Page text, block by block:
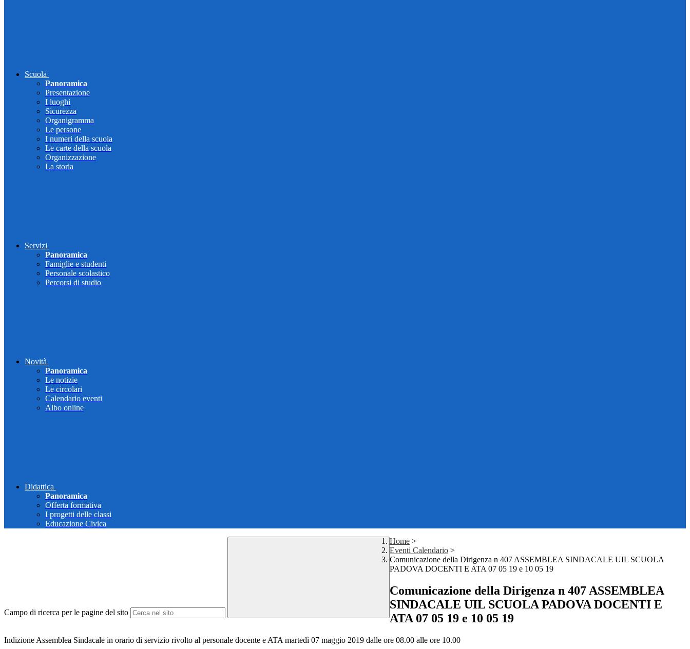
Scuola
Panoramica
Presentazione
I luoghi
Sicurezza
Organigramma
Le persone
I numeri della scuola
Le carte della scuola
Organizzazione
La storia
Servizi
Panoramica
Famiglie e studenti
Personale scolastico
Percorsi di studio
Novità
Panoramica
Le notizie
Le circolari
Calendario eventi
Albo online
Didattica
Panoramica
Offerta formativa
I progetti delle classi
Educazione Civica
Campo di ricerca per le pagine del sito
Home >
Eventi Calendario >
Comunicazione della Dirigenza n 407 ASSEMBLEA SINDACALE UIL SCUOLA
PADOVA DOCENTI E ATA 07 05 19 e 10 05 19
Comunicazione della Dirigenza n 407 ASSEMBLEA
SINDACALE UIL SCUOLA PADOVA DOCENTI E
ATA 07 05 19 e 10 05 19
Indizione Assemblea Sindacale in orario di servizio rivolto al personale docente e ATA martedì 07 maggio 2019 dalle ore 08.00 alle ore 10.00